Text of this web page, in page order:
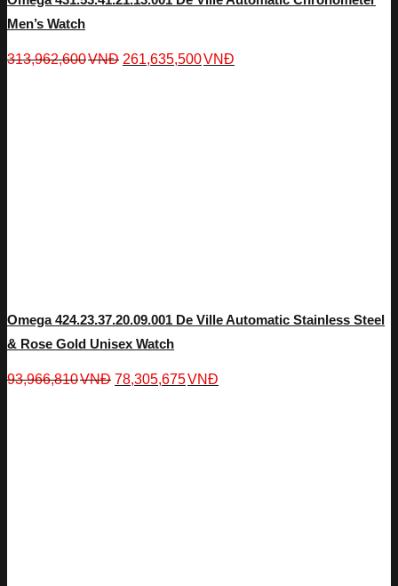
Men’s Watch
313,962,600VNĐ 261,635,500VNĐ
Omega 424.23.37.20.09.001 De Ville Automatic Stainless Steel
& Rose Gold Unisex Watch
93,966,810VNĐ 78,305,675VNĐ